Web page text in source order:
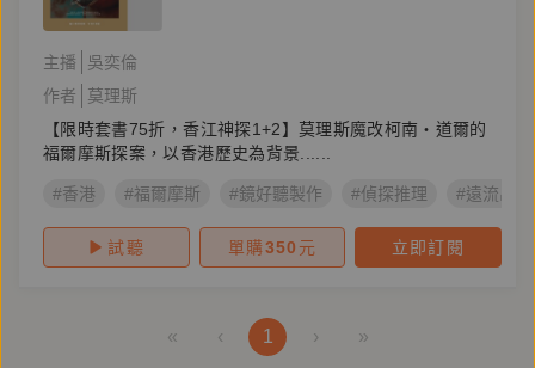
主播
吳奕倫
作者
莫理斯
【限時套書75折，香江神探1+2】莫理斯魔改柯南‧道爾的
福爾摩斯探案，以香港歷史為背景......
#香港 #福爾摩斯 #鏡好聽製作 #偵探推理 #遠流出版
試聽 單購350 元 立即訂閱
« ‹ 1 › »